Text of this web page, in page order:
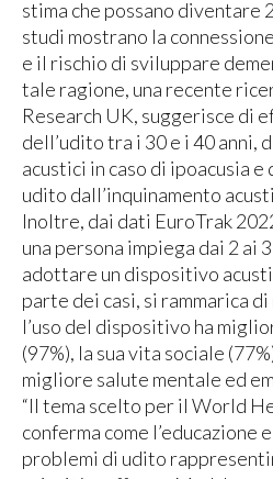
stima che possano diventare
studi mostrano la
e il rischio di sviluppare
tale ragione, una recente
Research UK, suggerisce di
dell’udito tra i 30 e i 40 anni,
acustici in caso di ipoacusia
udito dall’inquinamento
Inoltre, dai dati EuroTrak
una persona impiega dai 2 ai
adottare un dispositivo
parte dei casi, si rammarica
l’uso del dispositivo ha
(97%), la sua vita sociale
migliore salute mentale ed
“Il tema scelto per il World
conferma come l’educazione
problemi di udito